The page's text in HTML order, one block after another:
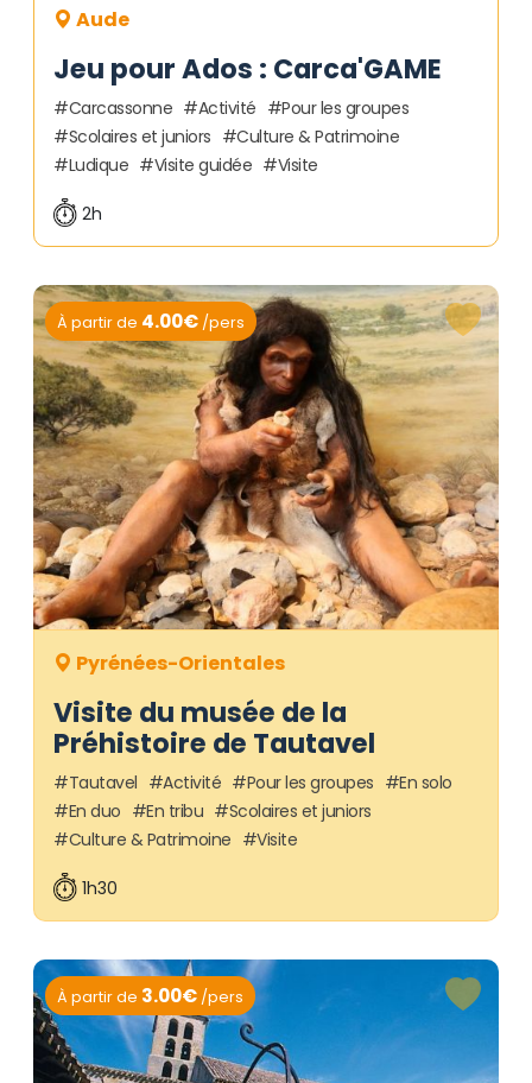
Jeu pour Ados : Carca'GAME
Aude
Carcassonne Activité
Pour les groupes
Scolaires et juniors
Culture & Patrimoine
Ludique
Visite guidée Visite
2h
Visite du musée de la
Préhistoire de Tautavel
Pyrénées-Orientales
À partir de 4.00€ /pers
Tautavel Activité Pour les groupes
En solo
En duo
En tribu
Scolaires et juniors
Culture & Patrimoine
Visite
1h30
À partir de 3.00€ /pers